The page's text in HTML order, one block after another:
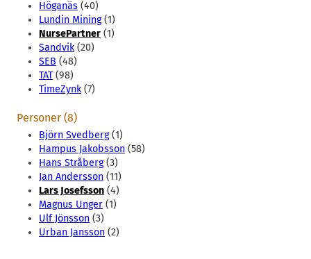
Höganäs (40)
Lundin Mining(1)
NursePartner (1)
Sandvik(20)
SEB (48)
TAT(98)
TimeZynk(7)
Personer (8)
Björn Svedberg(1)
Hampus Jakobsson (58)
Hans Stråberg(3)
Jan Andersson (11)
Lars Josefsson (4)
Magnus Unger (1)
Ulf Jönsson (3)
Urban Jansson (2)